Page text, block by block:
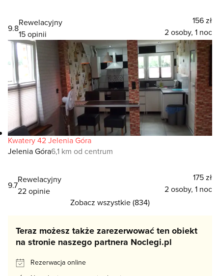
9.8
Rewelacyjny
15 opinii
156 zł
2 osoby, 1 noc
Kwatery 42 Jelenia Góra
Jelenia Góra6,1 km od centrum
9.7
Rewelacyjny
22 opinie
175 zł
2 osoby, 1 noc
Zobacz wszystkie (834)
Teraz możesz także zarezerwować ten obiekt
na stronie naszego partnera Noclegi.pl
Rezerwacja online